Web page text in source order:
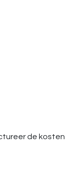
de kosten